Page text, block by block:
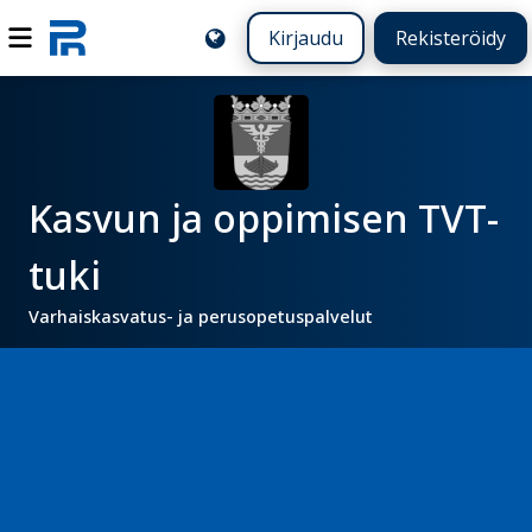
Kirjaudu Rekisteröidy
Kasvun ja oppimisen TVT-
tuki
Varhaiskasvatus- ja perusopetuspalvelut